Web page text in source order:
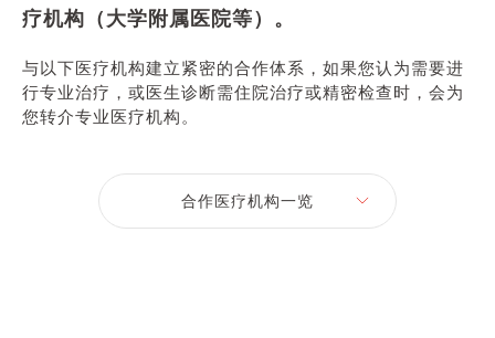
疗机构（⼤学附属医院等）。
与以下医疗机构建⽴紧密的合作体系，如果您认为需要进
⾏专业治疗，或医⽣诊断需住院治疗或精密检查时，会为
您转介专业医疗机构。
合作医疗机构一览